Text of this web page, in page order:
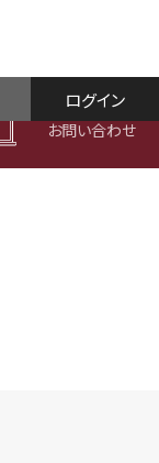
お問い合わせ
ログイン